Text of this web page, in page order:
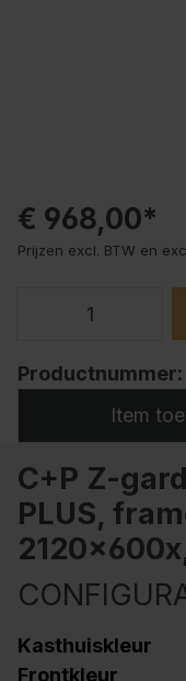
€ 968,00*
Prijzen excl. BTW en
Productnummer:
Item
C+P Z-
PLUS,
Kasthuiskleur
Frontkleur